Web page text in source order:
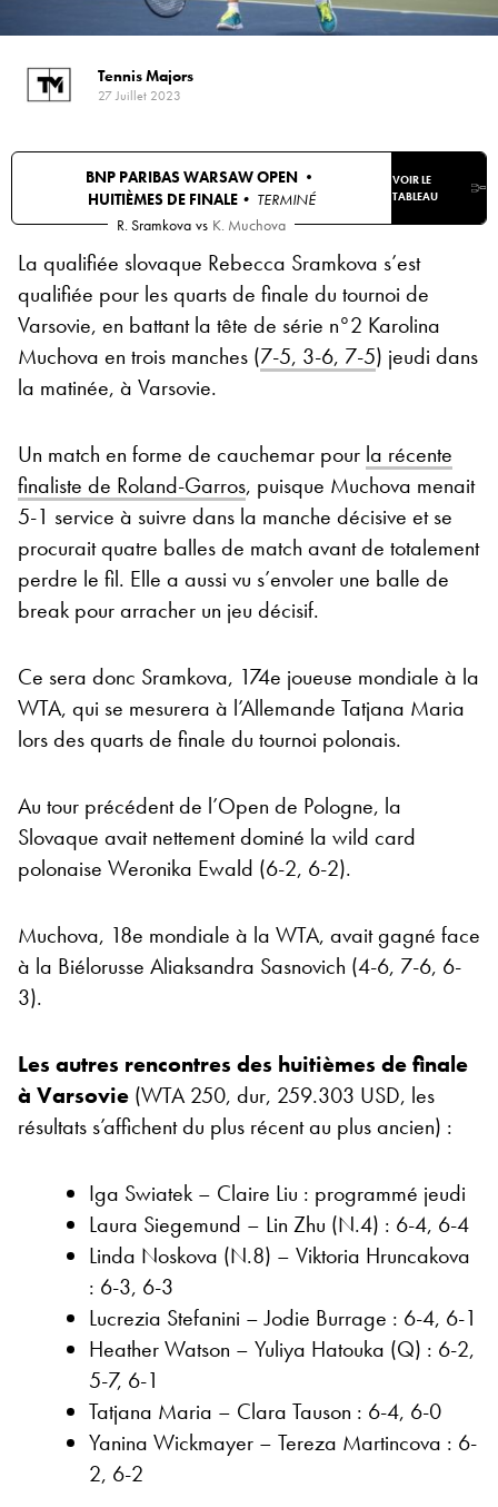
Tennis Majors
27 Juillet 2023
BNP PARIBAS WARSAW OPEN •
HUITIÈMES DE FINALE• TERMINÉ
VOIR LE
TABLEAU
R. Sramkova vs K. Muchova
La qualifiée slovaque Rebecca Sramkova s’est
qualifiée pour les quarts de finale du tournoi de
Varsovie, en battant la tête de série n°2 Karolina
Muchova en trois manches (7-5, 3-6, 7-5) jeudi dans
la matinée, à Varsovie.
Un match en forme de cauchemar pour la récente
finaliste de Roland-Garros, puisque Muchova menait
5-1 service à suivre dans la manche décisive et se
procurait quatre balles de match avant de totalement
perdre le fil. Elle a aussi vu s’envoler une balle de
break pour arracher un jeu décisif.
Ce sera donc Sramkova, 174e joueuse mondiale à la
WTA, qui se mesurera à l’Allemande Tatjana Maria
lors des quarts de finale du tournoi polonais.
Au tour précédent de l’Open de Pologne, la
Slovaque avait nettement dominé la wild card
polonaise Weronika Ewald (6-2, 6-2).
Muchova, 18e mondiale à la WTA, avait gagné face
à la Biélorusse Aliaksandra Sasnovich (4-6, 7-6, 6-
3).
Les autres rencontres des huitièmes de finale
à Varsovie (WTA 250, dur, 259.303 USD, les
résultats s’affichent du plus récent au plus ancien) :
Iga Swiatek – Claire Liu : programmé jeudi
Laura Siegemund – Lin Zhu (N.4) : 6-4, 6-4
Linda Noskova (N.8) – Viktoria Hruncakova
: 6-3, 6-3
Lucrezia Stefanini – Jodie Burrage : 6-4, 6-1
Heather Watson – Yuliya Hatouka (Q) : 6-2,
5-7, 6-1
Tatjana Maria – Clara Tauson : 6-4, 6-0
Yanina Wickmayer – Tereza Martincova : 6-
2, 6-2